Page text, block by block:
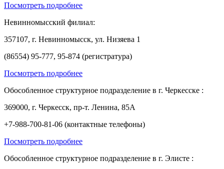
Посмотреть подробнее
Невинномысский филиал:
357107, г. Невинномысск, ул. Низяева 1
(86554) 95-777, 95-874 (регистратура)
Посмотреть подробнее
Обособленное структурное подразделение в г. Черкесске :
369000, г. Черкесск, пр-т. Ленина, 85А
+7-988-700-81-06 (контактные телефоны)
Посмотреть подробнее
Обособленное структурное подразделение в г. Элисте :